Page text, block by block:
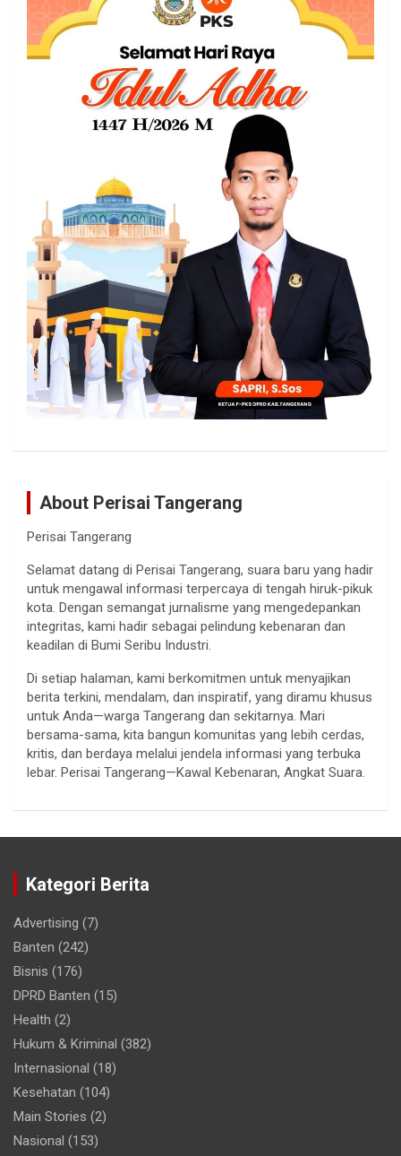
About Perisai Tangerang
Perisai Tangerang
Selamat datang di Perisai Tangerang, suara baru yang hadir
untuk mengawal informasi terpercaya di tengah hiruk-pikuk
kota. Dengan semangat jurnalisme yang mengedepankan
integritas, kami hadir sebagai pelindung kebenaran dan
keadilan di Bumi Seribu Industri.
Di setiap halaman, kami berkomitmen untuk menyajikan
berita terkini, mendalam, dan inspiratif, yang diramu khusus
untuk Anda—warga Tangerang dan sekitarnya. Mari
bersama-sama, kita bangun komunitas yang lebih cerdas,
kritis, dan berdaya melalui jendela informasi yang terbuka
lebar. Perisai Tangerang—Kawal Kebenaran, Angkat Suara.
Kategori Berita
Advertising (7)
Banten (242)
Bisnis (176)
DPRD Banten (15)
Health (2)
Hukum & Kriminal (382)
Internasional (18)
Kesehatan (104)
Main Stories (2)
Nasional (153)